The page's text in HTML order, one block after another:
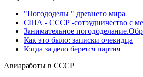
"Погододелы " древнего мира
США - СССР -сотрудничество с
Занимательное
Как это было: записки очевидца
Когда за дело берется партия
Авиаработы в СССР